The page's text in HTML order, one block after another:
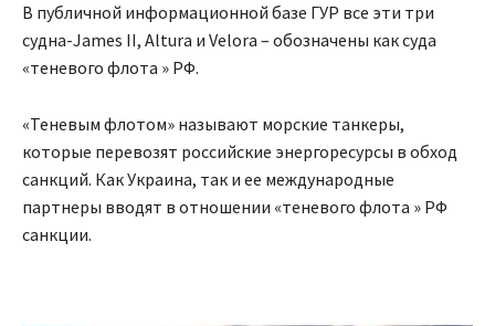
В публичной информационной базе ГУР все эти три
судна-James II, Altura и Velora – обозначены как суда
«теневого флота » РФ.
«Теневым флотом» называют морские танкеры,
которые перевозят российские энергоресурсы в обход
санкций. Как Украина, так и ее международные
партнеры вводят в отношении «теневого флота » РФ
санкции.